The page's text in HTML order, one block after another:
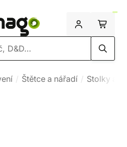
Štětce a nářadí Stolky a